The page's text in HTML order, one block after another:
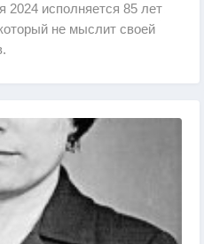
2024 исполняется 85 лет
не мыслит своей